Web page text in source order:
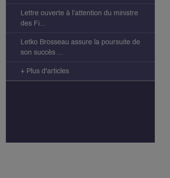
Lettre ouverte à l’attention du ministre
des Fi...
Letko Brosseau assure la poursuite de
son succès ...
+ Plus d'articles